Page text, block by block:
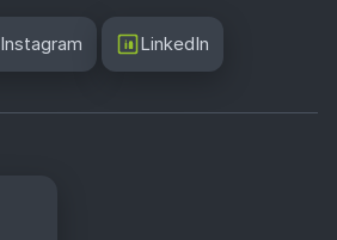
Instagram LinkedIn